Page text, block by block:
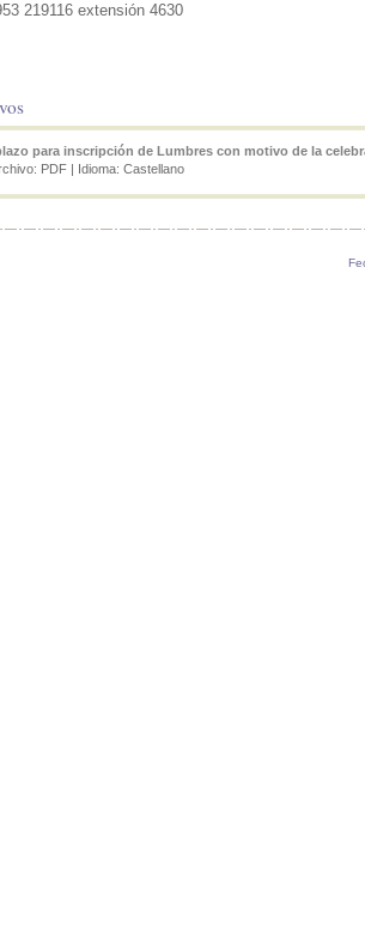
219116 extensión 4630
para inscripción de Lumbres con motivo de la
PDF | Idioma: Castellano